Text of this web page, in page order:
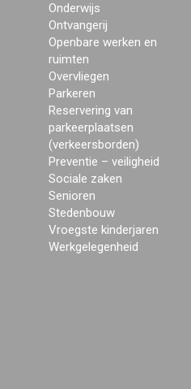
Onderwijs
Ontvangerij
Openbare werken en
ruimten
Overvliegen
Parkeren
Reservering van
parkeerplaatsen
(verkeersborden)
Preventie – veiligheid
Sociale zaken
Senioren
Stedenbouw
Vroegste kinderjaren
Werkgelegenheid